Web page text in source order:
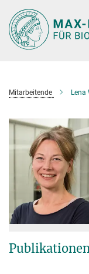
Hauptinhalt
Mitarbeitende Lena
Publikationen